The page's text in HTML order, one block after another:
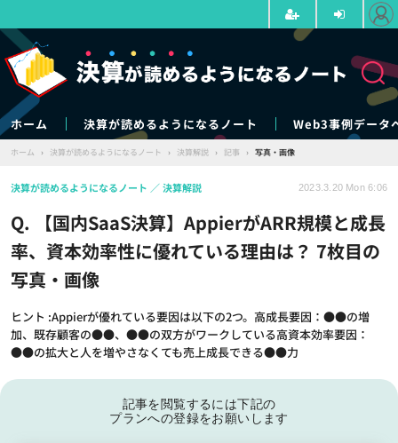
ホーム 決算が読めるようになるノート Web3事例データ
ホーム › 決算が読めるようになるノート › 決算解説 › 記事 › 写真・画像
Q. 【国内SaaS決算】AppierがARR規模と成長
率、資本効率性に優れている理由は？ 7枚目の
写真・画像
ヒント :Appierが優れている要因は以下の2つ。高成長要因：●●の増
加、既存顧客の●●、●●の双方がワークしている高資本効率要因：
●●の拡大と人を増やさなくても売上成長できる●●力
決算が読めるようになるノート 決算解説 2023.3.20 Mon 6:06
記事を閲覧するには下記の
プランへの登録をお願いします